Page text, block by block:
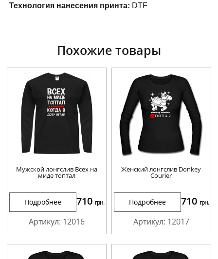
Технология нанесения принта: DTF
Похожие товары
Мужской лонгслив Всех на
миде топтал
Подробнее 710 грн.
Артикул: 12016
Женский лонгслив Donkey
Courier
Подробнее 710 грн.
Артикул: 12017